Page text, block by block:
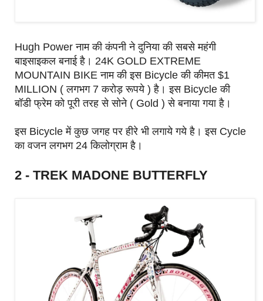
Hugh Power नाम की कंपनी ने दुनिया की सबसे महंगी
बाइसाइकल बनाई है। 24K GOLD EXTREME
MOUNTAIN BIKE नाम की इस Bicycle की कीमत $1
MILLION ( लगभग 7 करोड़ रूपये ) है। इस Bicycle की
बॉडी फ्रेम को पूरी तरह से सोने ( Gold ) से बनाया गया है।
इस Bicycle में कुछ जगह पर हीरे भी लगाये गये है। इस Cycle
का वजन लगभग 24 किलोग्राम है।
2 - TREK MADONE BUTTERFLY